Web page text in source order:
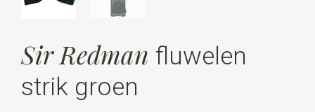
Sir Redman fluwelen
strik groen